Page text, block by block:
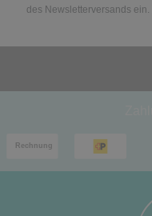
des Newsletterversands